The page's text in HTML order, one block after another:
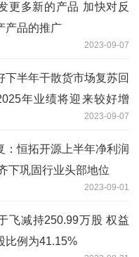
更多新的产品 加快对反
产品的推广
2023-09-07
下半年干散货市场复苏回
年业绩将迎来较好增
2023-09-07
：恒拓开源上半年净利润
下巩固行业头部地位
2023-09-01
飞减持250.99万股 权益
比例为41.15%